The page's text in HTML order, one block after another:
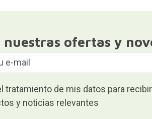
ofertas y
tratamiento de mis datos para
y noticias relevantes